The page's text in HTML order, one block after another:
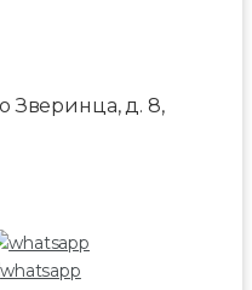
Зверинца, д. 8,